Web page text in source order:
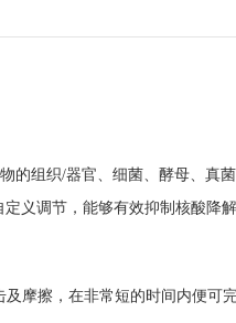
的组织/器官、细菌、酵母、真
义调节，能够有效抑制核酸降解
摩擦，在非常短的时间内便可